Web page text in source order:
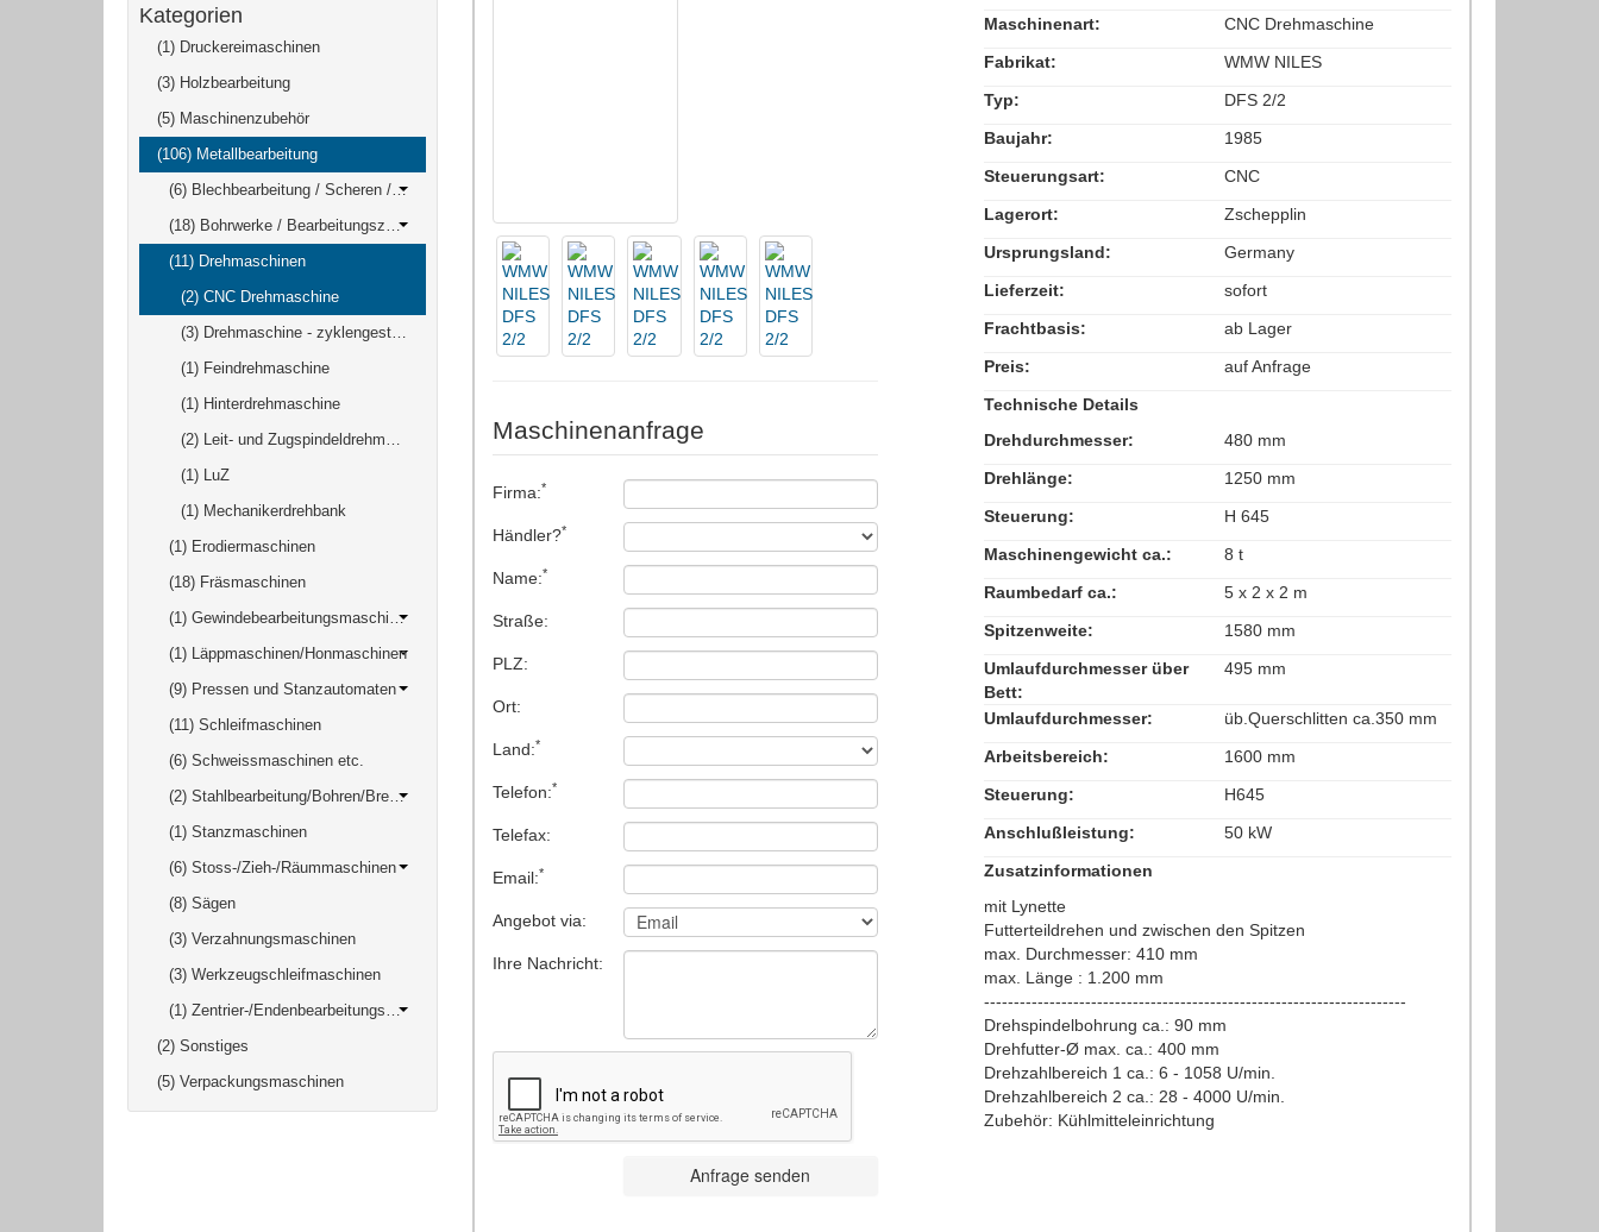
Kategorien
(1) Druckereimaschinen
(3) Holzbearbeitung
(5) Maschinenzubehör
(106) Metallbearbeitung
(6) Blechbearbeitung / Scheren / Biegen / Richten
(18) Bohrwerke / Bearbeitungszentren / Bohrmaschinen
(11) Drehmaschinen
(2) CNC Drehmaschine
(3) Drehmaschine - zyklengesteuert
(1) Feindrehmaschine
(1) Hinterdrehmaschine
(2) Leit- und Zugspindeldrehmaschine
(1) LuZ
(1) Mechanikerdrehbank
(1) Erodiermaschinen
(18) Fräsmaschinen
(1) Gewindebearbeitungsmaschinen
(1) Läppmaschinen/Honmaschinen
(9) Pressen und Stanzautomaten
(11) Schleifmaschinen
(6) Schweissmaschinen etc.
(2) Stahlbearbeitung/Bohren/Brennen/ Ausklinken
(1) Stanzmaschinen
(6) Stoss-/Zieh-/Räummaschinen
(8) Sägen
(3) Verzahnungsmaschinen
(3) Werkzeugschleifmaschinen
(1) Zentrier-/Endenbearbeitungsmaschinen
(2) Sonstiges
(5) Verpackungsmaschinen
Maschinenanfrage
Firma:*
Händler?*
Name:*
Straße:
PLZ:
Ort:
Land:*
Telefon:*
Telefax:
Email:*
Angebot via:
Ihre Nachricht:
Anfrage senden
Maschinenart:
CNC Drehmaschine
Fabrikat:
WMW NILES
Typ:
DFS 2/2
Baujahr:
1985
Steuerungsart:
CNC
Lagerort:
Zschepplin
Ursprungsland:
Germany
Lieferzeit:
sofort
Frachtbasis:
ab Lager
Preis:
auf Anfrage
Technische Details
Drehdurchmesser:
480 mm
Drehlänge:
1250 mm
Steuerung:
H 645
Maschinengewicht ca.:
8 t
Raumbedarf ca.:
5 x 2 x 2 m
Spitzenweite:
1580 mm
Umlaufdurchmesser über
Bett:
495 mm
Umlaufdurchmesser:
üb.Querschlitten ca.350 mm
Arbeitsbereich:
1600 mm
Steuerung:
H645
Anschlußleistung:
50 kW
Zusatzinformationen
mit Lynette
Futterteildrehen und zwischen den Spitzen
max. Durchmesser: 410 mm
max. Länge : 1.200 mm
-----------------------------------------------------------------------
Drehspindelbohrung ca.: 90 mm
Drehfutter-Ø max. ca.: 400 mm
Drehzahlbereich 1 ca.: 6 - 1058 U/min.
Drehzahlbereich 2 ca.: 28 - 4000 U/min.
Zubehör: Kühlmitteleinrichtung